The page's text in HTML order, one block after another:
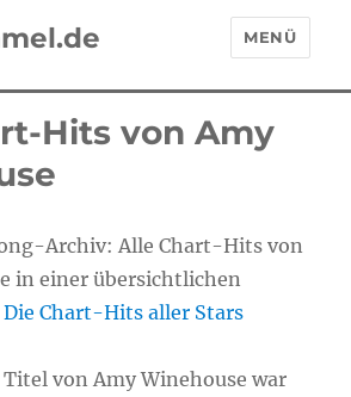
MENÜ
Hits von Amy
Archiv: Alle Chart-Hits von
in einer übersichtlichen
Die Chart-Hits aller Stars
von Amy Winehouse war